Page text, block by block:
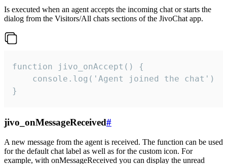
Is executed when an agent accepts the incoming chat or starts the
dialog from the Visitors/All chats sections of the JivoChat app.
function jivo_onAccept() {
}
jivo_onMessageReceived#
A new message from the agent is received. The function can be used
for the default chat label as well as for the custom icon. For
example, with onMessageReceived you can display the unread